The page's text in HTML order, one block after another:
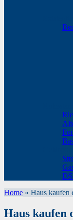
Home » Haus kaufen
Haus kaufen